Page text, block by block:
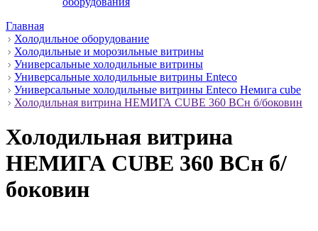
Главная
Холодильное оборудование
Холодильные и морозильные витрины
Универсальные холодильные витрины
Универсальные холодильные витрины Enteco
Универсальные холодильные витрины Enteco Немига cube
Холодильная витрина НЕМИГА CUBE 360 BCн б/боковин
Холодильная витрина
НЕМИГА CUBE 360 BCн б/
боковин